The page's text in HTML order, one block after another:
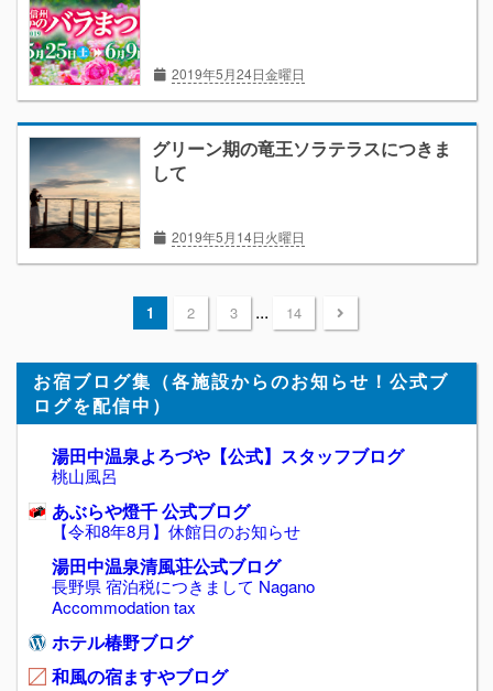
2019年5月24日金曜日
グリーン期の竜王ソラテラスにつきま
して
2019年5月14日火曜日
1 2 3 ... 14
お宿ブログ集（各施設からのお知らせ！公式ブ
ログを配信中）
湯田中温泉よろづや【公式】スタッフブログ
桃山風呂
あぶらや燈千 公式ブログ
【令和8年8月】休館日のお知らせ
湯田中温泉清風荘公式ブログ
長野県 宿泊税につきまして Nagano
Accommodation tax
ホテル椿野ブログ
和風の宿ますやブログ